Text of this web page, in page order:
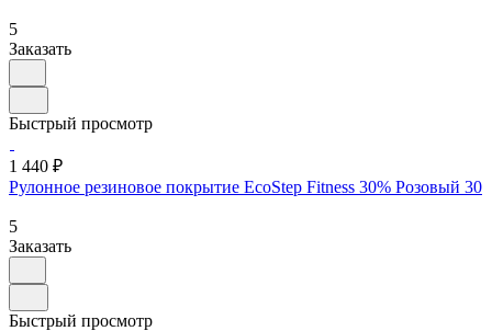
5
Заказать
Быстрый просмотр
1 440 ₽
Рулонное резиновое покрытие EcoStep Fitness 30% Розовый 30
5
Заказать
Быстрый просмотр